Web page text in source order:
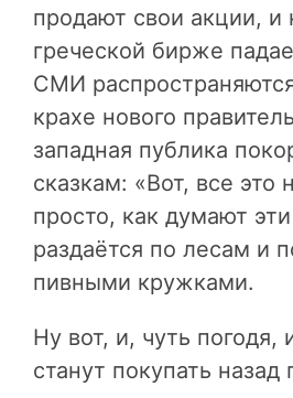
продают свои акции, и
греческой бирже
СМИ
крахе нового
западная публика
сказкам: «Вот, все это
просто, как думают
раздаётся по лесам и
пивными кружками.
Ну вот, и, чуть погодя,
станут покупать